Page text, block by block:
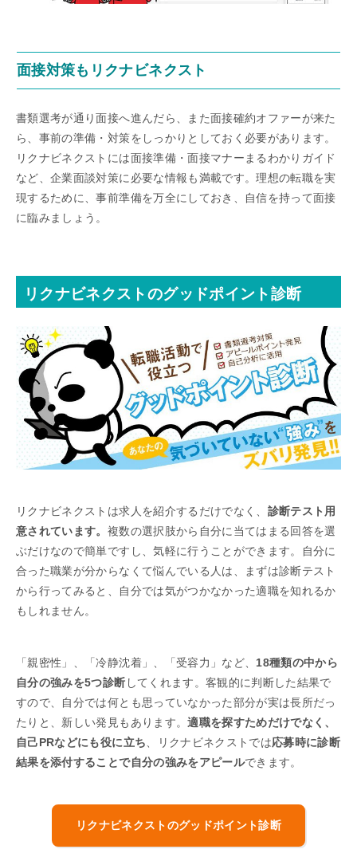
面接対策もリクナビネクスト
書類選考が通り面接へ進んだら、また面接確約オファーが来た
ら、事前の準備・対策をしっかりとしておく必要があります。
リクナビネクストには面接準備・面接マナーまるわかりガイド
など、企業面談対策に必要な情報も満載です。理想の転職を実
現するために、事前準備を万全にしておき、自信を持って面接
に臨みましょう。
リクナビネクストのグッドポイント診断
リクナビネクストは求人を紹介するだけでなく、 診断テスト用
意されています。 複数の選択肢から自分に当てはまる回答を選
ぶだけなので簡単ですし、気軽に行うことができます。自分に
合った職業が分からなくて悩んでいる人は、まずは診断テスト
から行ってみると、自分では気がつかなかった適職を知れるか
もしれません。
「親密性」、「冷静沈着」、「受容力」など、 18種類の中から
自分の強みを5つ診断 してくれます。客観的に判断した結果で
すので、自分では何とも思っていなかった部分が実は長所だっ
たりと、新しい発見もあります。適職を探すためだけでなく、
自己PRなどにも役に立ち、リクナビネクストでは応募時に診断
結果を添付することで自分の強みをアピールできます。
リクナビネクストのグッドポイント診断